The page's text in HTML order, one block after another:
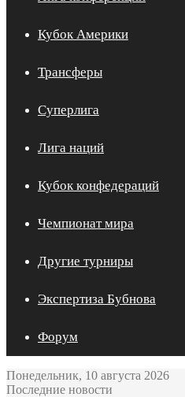
Кубок Америки
Трансферы
Суперлига
Лига наций
Кубок конфедераций
Чемпионат мира
Другие турниры
Экспертиза Бубнова
Форум
Понедельник, 10 августа 2026
Последние новости